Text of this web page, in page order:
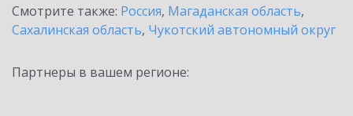
Смотрите также: Россия, Магаданская область,
Сахалинская область, Чукотский автономный округ
Партнеры в вашем регионе: